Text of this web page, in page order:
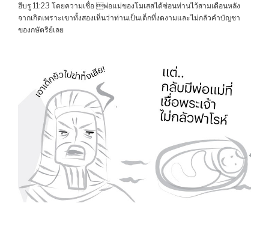
ฮีบรู 11:23 โดยความเชื่อ พ่อแม่ของโมเสสได้ซ่อนท่านไว้สามเดือนหลัง
จากเกิดเพราะเขาทั้งสองเห็นว่าท่านเป็นเด็กที่งดงามและไม่กลัวคำบัญชา
ของกษัตริย์เลย